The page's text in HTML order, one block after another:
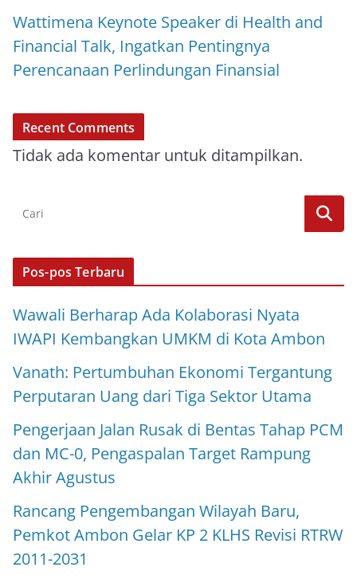
Wattimena Keynote Speaker di Health and
Financial Talk, Ingatkan Pentingnya
Perencanaan Perlindungan Finansial
Recent Comments
Tidak ada komentar untuk ditampilkan.
Pos-pos Terbaru
Wawali Berharap Ada Kolaborasi Nyata
IWAPI Kembangkan UMKM di Kota Ambon
Vanath: Pertumbuhan Ekonomi Tergantung
Perputaran Uang dari Tiga Sektor Utama
Pengerjaan Jalan Rusak di Bentas Tahap PCM
dan MC-0, Pengaspalan Target Rampung
Akhir Agustus
Rancang Pengembangan Wilayah Baru,
Pemkot Ambon Gelar KP 2 KLHS Revisi RTRW
2011-2031